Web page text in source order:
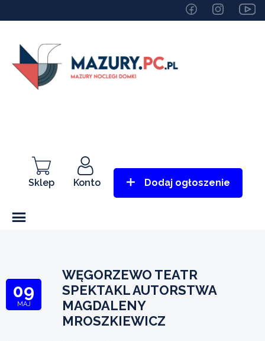
Sklep Konto Dodaj ogłoszenie
09
MAJ
WĘGORZEWO TEATR
SPEKTAKL AUTORSTWA
MAGDALENY
MROSZKIEWICZ